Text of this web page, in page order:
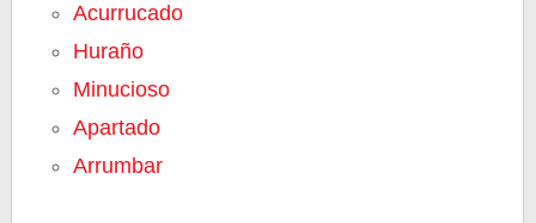
Acurrucado
Huraño
Minucioso
Apartado
Arrumbar